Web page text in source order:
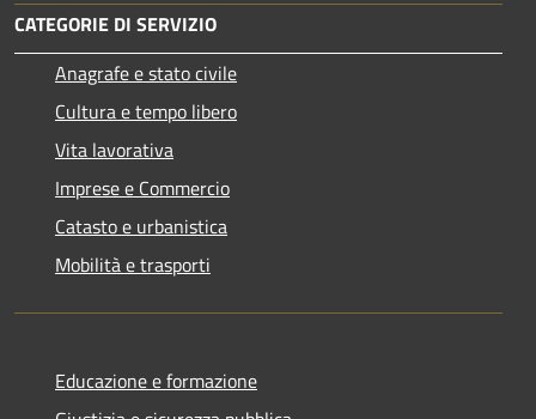
CATEGORIE DI SERVIZIO
Anagrafe e stato civile
Cultura e tempo libero
Vita lavorativa
Imprese e Commercio
Catasto e urbanistica
Mobilità e trasporti
Educazione e formazione